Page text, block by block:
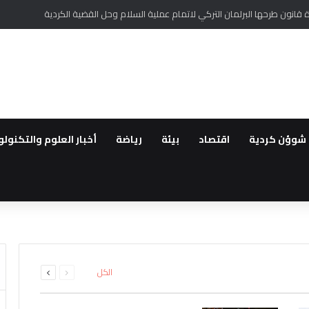
أممي من تغلغل لتنظيم داعش في سوريا وتهديده السلم الأهلي
شوؤن كردية اقتصاد بيئة رياضة أخبار العلوم
بانتمائهما إلى تنظيم
العراقية ترفع
..مهجروا سري كانية
لأهالي عفرين
الأملاك…استمرار
الحفر العشوائي للآبار في
الكل الصفحةالصفحة